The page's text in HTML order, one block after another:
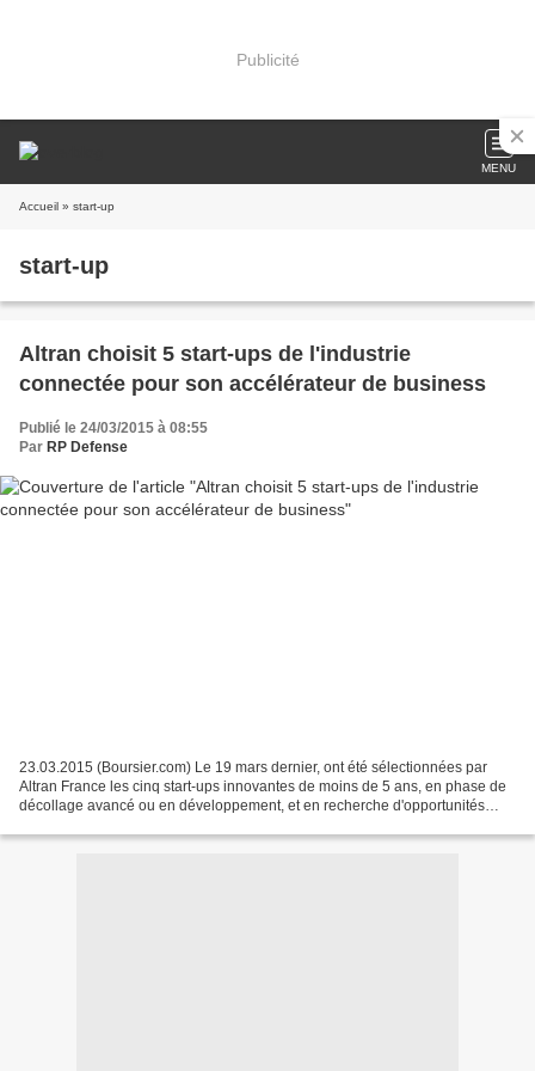
Publicité
MENU
Accueil » start-up
start-up
Altran choisit 5 start-ups de l'industrie
connectée pour son accélérateur de business
Publié le 24/03/2015 à 08:55
Par RP Defense
23.03.2015 (Boursier.com) Le 19 mars dernier, ont été sélectionnées par
Altran France les cinq start-ups innovantes de moins de 5 ans, en phase de
décollage avancé ou en développement, et en recherche d'opportunités